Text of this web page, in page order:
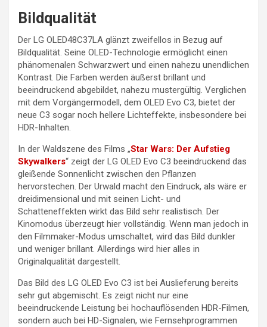
Bildqualität
Der LG OLED48C37LA glänzt zweifellos in Bezug auf
Bildqualität. Seine OLED-Technologie ermöglicht einen
phänomenalen Schwarzwert und einen nahezu unendlichen
Kontrast. Die Farben werden äußerst brillant und
beeindruckend abgebildet, nahezu mustergültig. Verglichen
mit dem Vorgängermodell, dem OLED Evo C3, bietet der
neue C3 sogar noch hellere Lichteffekte, insbesondere bei
HDR-Inhalten.
In der Waldszene des Films „Star Wars: Der Aufstieg
Skywalkers“ zeigt der LG OLED Evo C3 beeindruckend das
gleißende Sonnenlicht zwischen den Pflanzen
hervorstechen. Der Urwald macht den Eindruck, als wäre er
dreidimensional und mit seinen Licht- und
Schatteneffekten wirkt das Bild sehr realistisch. Der
Kinomodus überzeugt hier vollständig. Wenn man jedoch in
den Filmmaker-Modus umschaltet, wird das Bild dunkler
und weniger brillant. Allerdings wird hier alles in
Originalqualität dargestellt.
Das Bild des LG OLED Evo C3 ist bei Auslieferung bereits
sehr gut abgemischt. Es zeigt nicht nur eine
beeindruckende Leistung bei hochauflösenden HDR-Filmen,
sondern auch bei HD-Signalen, wie Fernsehprogrammen